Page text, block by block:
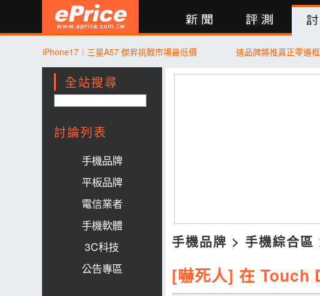
評測 討論 產品 買賣 登入 行動版
iPhone17｜三星A57 傑昇挑戰市場最低價 這品牌將推真正零邊
全站搜尋
討論列表
手機品牌
平板品牌
電信業者
手機軟體
3C科技
公告專區
手機品牌 > 手機綜合區
[嚇死人] 在 Touch